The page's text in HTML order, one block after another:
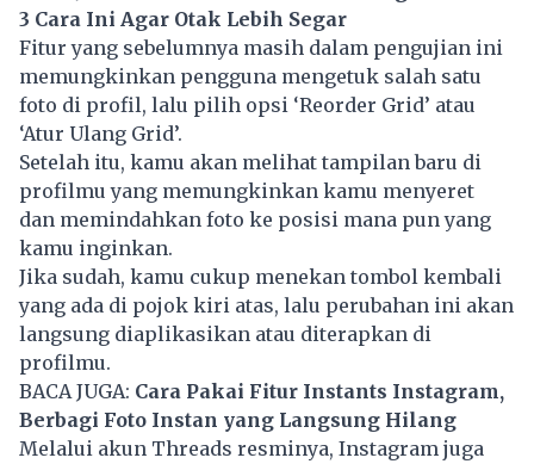
3 Cara Ini Agar Otak Lebih Segar
Fitur yang sebelumnya masih dalam pengujian ini
memungkinkan pengguna mengetuk salah satu
foto di profil, lalu pilih opsi ‘Reorder Grid’ atau
‘Atur Ulang Grid’.
Setelah itu, kamu akan melihat tampilan baru di
profilmu yang memungkinkan kamu menyeret
dan memindahkan foto ke posisi mana pun yang
kamu inginkan.
Jika sudah, kamu cukup menekan tombol kembali
yang ada di pojok kiri atas, lalu perubahan ini akan
langsung diaplikasikan atau diterapkan di
profilmu.
BACA JUGA: Cara Pakai Fitur Instants Instagram,
Berbagi Foto Instan yang Langsung Hilang
Melalui akun Threads resminya, Instagram juga